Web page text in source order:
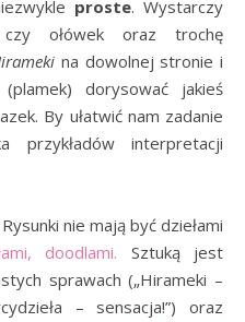
proste. Wystarczy
ołówek oraz trochę
na dowolnej stronie i
dorysować jakieś
By ułatwić nam zadanie
przykładów interpretacji
nie mają być dziełami
doodlami. Sztuką jest
sprawach („Hirameki –
– sensacja!”) oraz